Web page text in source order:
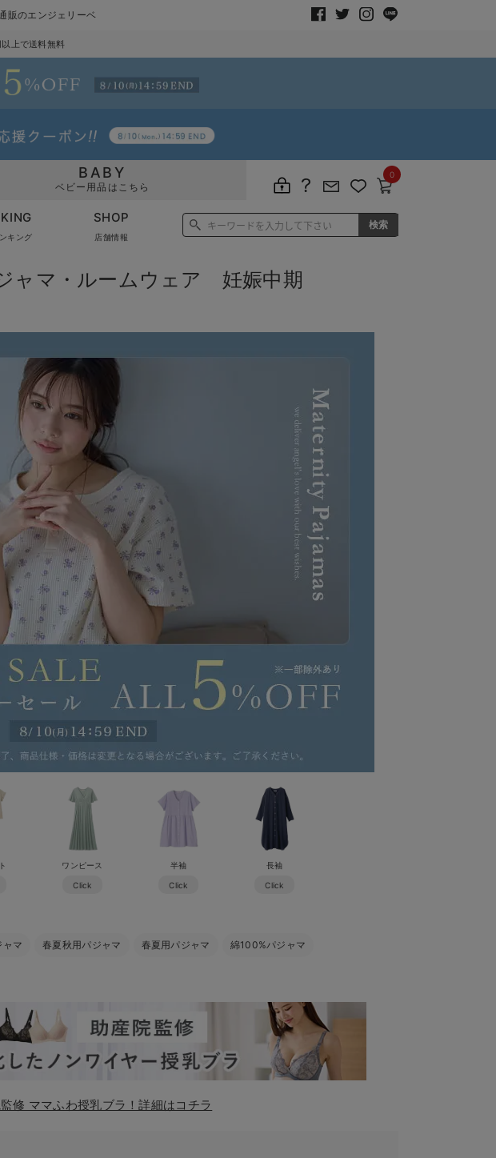
販のエンジェリーベ
上で送料無料
BABY
ベビー用品はこちら
0
キング
SHOP
店舗情報
ャマ・ルームウェア 妊娠中期
ワンピース
Click
半袖
Click
長袖
Click
ャマ 春夏秋用パジャマ 春夏用パジャマ 綿100%パジャマ
修 ママふわ授乳ブラ！詳細はコチラ